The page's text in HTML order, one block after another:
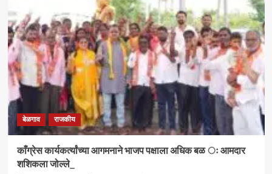
बेळगाव राजकीय
काँग्रेस कार्यकर्त्यांच्या आगमनाने भाजप पक्षाला अधिक बळ ः आमदार
शशिकला जोल्ले_